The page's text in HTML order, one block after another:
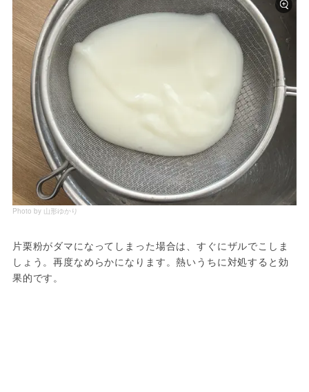
Photo by 山形ゆかり
片栗粉がダマになってしまった場合は、すぐにザルでこしま
しょう。再度なめらかになります。熱いうちに対処すると効
果的です。